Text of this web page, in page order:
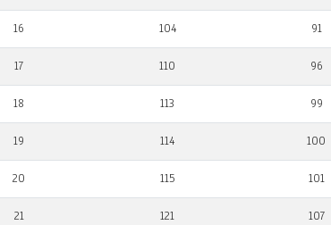
16 104 91
17 110 96
18 113 99
19 114 100
20 115 101
21 121 107